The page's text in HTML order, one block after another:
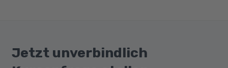
Jetzt unverbindlich